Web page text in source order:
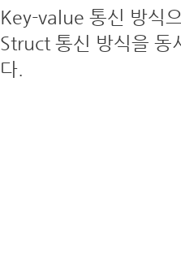
Key-value 통신 방식
Struct 통신 방식을 동
다.